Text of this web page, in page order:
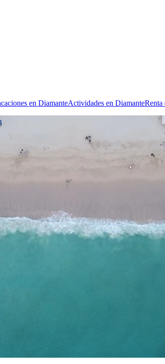
en DiamanteActividades en DiamanteRenta